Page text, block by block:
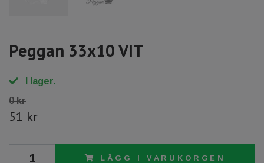
Peggan 33x10 VIT
I lager.
0 kr
51 kr
LÄGG I VARUKORGEN